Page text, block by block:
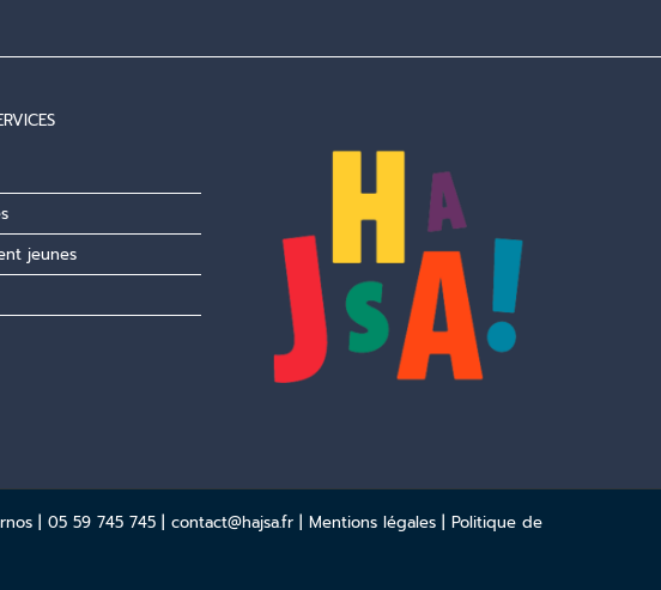
jeunes
| 05 59 745 745 | contact@hajsa.fr | Mentions légales | Politique de